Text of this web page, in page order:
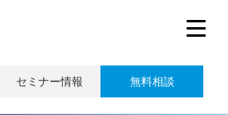
セミナー情報 無料相談